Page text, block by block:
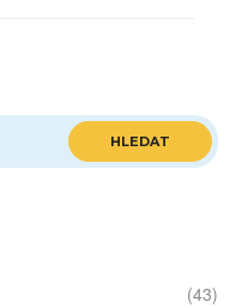
HLEDAT
(43)